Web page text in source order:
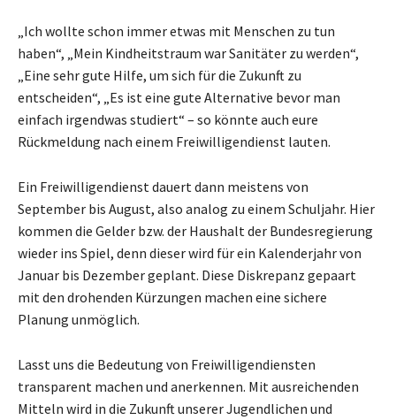
„Ich wollte schon immer etwas mit Menschen zu tun
haben“, „Mein Kindheitstraum war Sanitäter zu werden“,
„Eine sehr gute Hilfe, um sich für die Zukunft zu
entscheiden“, „Es ist eine gute Alternative bevor man
einfach irgendwas studiert“ – so könnte auch eure
Rückmeldung nach einem Freiwilligendienst lauten.
Ein Freiwilligendienst dauert dann meistens von
September bis August, also analog zu einem Schuljahr. Hier
kommen die Gelder bzw. der Haushalt der Bundesregierung
wieder ins Spiel, denn dieser wird für ein Kalenderjahr von
Januar bis Dezember geplant. Diese Diskrepanz gepaart
mit den drohenden Kürzungen machen eine sichere
Planung unmöglich.
Lasst uns die Bedeutung von Freiwilligendiensten
transparent machen und anerkennen. Mit ausreichenden
Mitteln wird in die Zukunft unserer Jugendlichen und